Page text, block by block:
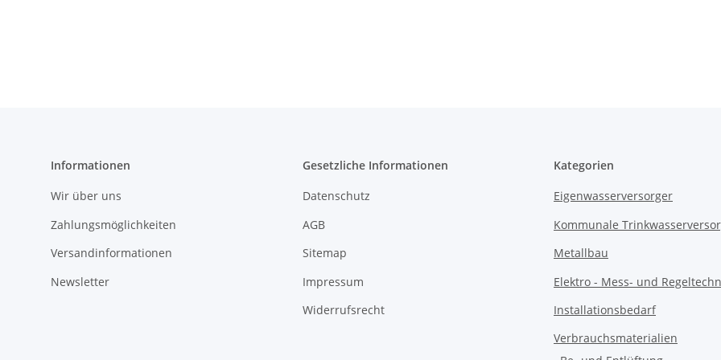
Informationen
Wir über uns
Zahlungsmöglichkeiten
Versandinformationen
Newsletter
Gesetzliche Informationen
Datenschutz
AGB
Sitemap
Impressum
Widerrufsrecht
Kategorien
Eigenwasserversorger
Kommunale
Metallbau
Elektro - Mess- und
Installationsbedarf
Verbrauchsmaterialien